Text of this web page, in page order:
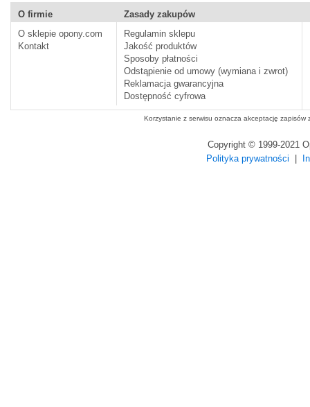
O firmie
O sklepie opony.com
Kontakt
Zasady zakupów
Regulamin sklepu
Jakość produktów
Sposoby płatności
Odstąpienie od umowy (wymiana i zwrot)
Reklamacja gwarancyjna
Dostępność cyfrowa
Korzystanie z serwisu oznacza akceptację zapisów
Copyright © 1999-2021
Polityka prywatności